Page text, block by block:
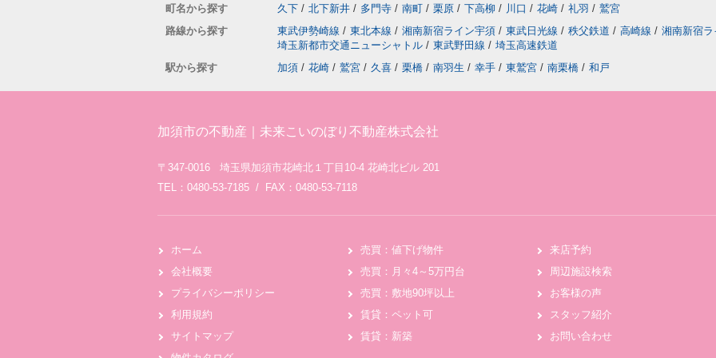
町名から探す
久下 / 北下新井 / 多門寺 / 南町 / 栗原 / 下高柳 / 川口 / 花崎 / 礼羽 / 鷲宮
路線から探す
東武伊勢崎線 / 東北本線 / 湘南新宿ライン宇須 / 東武日光線 / 秩父鉄道 / 高崎線 / 湘南新宿
埼玉新都市交通ニューシャトル / 東武野田線 / 埼玉高速鉄道
駅から探す
加須 / 花崎 / 鷲宮 / 久喜 / 栗橋 / 南羽生 / 幸手 / 東鷲宮 / 南栗橋 / 和戸
加須市の不動産｜未来こいのぼり不動産株式会社
〒347-0016 埼玉県加須市花崎北１丁目10-4 花崎北ビル 201
TEL：0480-53-7185 / FAX：0480-53-7118
ホーム
会社概要
プライバシーポリシー
利用規約
サイトマップ
売買：値下げ物件
売買：月々4～5万円台
売買：敷地90坪以上
賃貸：ペット可
賃貸：新築
来店予約
周辺施設検索
お客様の声
スタッフ紹介
お問い合わせ